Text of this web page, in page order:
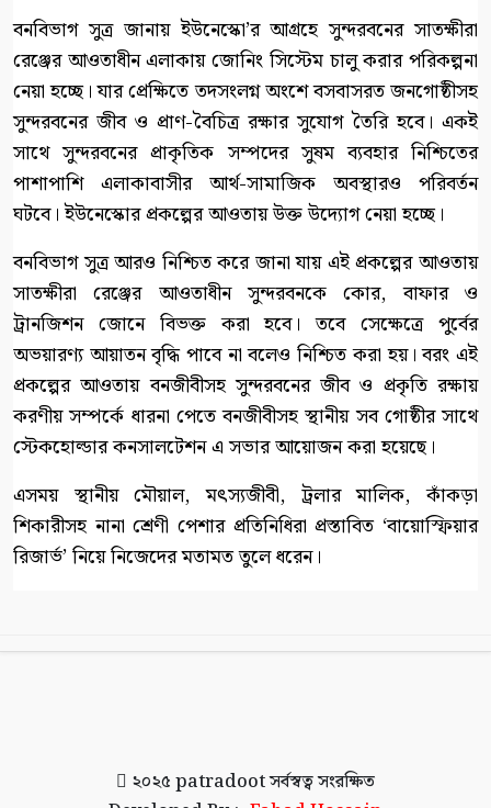
বনবিভাগ সুত্র জানায় ইউনেস্কো’র আগ্রহে সুন্দরবনের সাতক্ষীরা
রেঞ্জের আওতাধীন এলাকায় জোনিং সিস্টেম চালু করার পরিকল্পনা
নেয়া হচ্ছে। যার প্রেক্ষিতে তদসংলগ্ন অংশে বসবাসরত জনগোষ্ঠীসহ
সুন্দরবনের জীব ও প্রাণ-বৈচিত্র রক্ষার সুযোগ তৈরি হবে। একই
সাথে সুন্দরবনের প্রাকৃতিক সম্পদের সুষম ব্যবহার নিশ্চিতের
পাশাপাশি এলাকাবাসীর আর্থ-সামাজিক অবস্থারও পরিবর্তন
ঘটবে। ইউনেস্কোর প্রকল্পের আওতায় উক্ত উদ্যোগ নেয়া হচ্ছে।
বনবিভাগ সুত্র আরও নিশ্চিত করে জানা যায় এই প্রকল্পের আওতায়
সাতক্ষীরা রেঞ্জের আওতাধীন সুন্দরবনকে কোর, বাফার ও
ট্রানজিশন জোনে বিভক্ত করা হবে। তবে সেক্ষেত্রে পুর্বের
অভয়ারণ্য আয়াতন বৃদ্ধি পাবে না বলেও নিশ্চিত করা হয়। বরং এই
প্রকল্পের আওতায় বনজীবীসহ সুন্দরবনের জীব ও প্রকৃতি রক্ষায়
করণীয় সম্পর্কে ধারনা পেতে বনজীবীসহ স্থানীয় সব গোষ্ঠীর সাথে
স্টেকহোল্ডার কনসালটেশন এ সভার আয়োজন করা হয়েছে।
এসময় স্থানীয় মৌয়াল, মৎস্যজীবী, ট্রলার মালিক, কাঁকড়া
শিকারীসহ নানা শ্রেণী পেশার প্রতিনিধিরা প্রস্তাবিত ‘বায়োস্ফিয়ার
রিজার্ভ’ নিয়ে নিজেদের মতামত তুলে ধরেন।
২০২৫ patradootসর্বস্বত্ব সংরক্ষিত